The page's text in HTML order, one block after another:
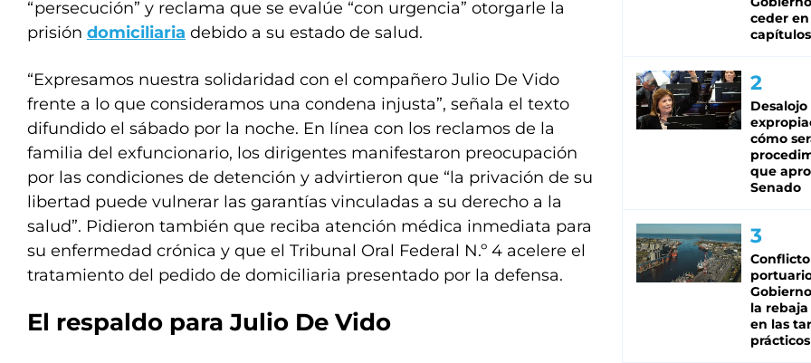
“persecución” y reclama que se evalúe “con urgencia” otorgarle la
prisión domiciliaria debido a su estado de salud.
“Expresamos nuestra solidaridad con el compañero Julio De Vido
frente a lo que consideramos una condena injusta”, señala el texto
difundido el sábado por la noche. En línea con los reclamos de la
familia del exfuncionario, los dirigentes manifestaron preocupación
por las condiciones de detención y advirtieron que “la privación de su
libertad puede vulnerar las garantías vinculadas a su derecho a la
salud”. Pidieron también que reciba atención médica inmediata para
su enfermedad crónica y que el Tribunal Oral Federal N.º 4 acelere el
tratamiento del pedido de domiciliaria presentado por la defensa.
El respaldo para Julio De Vido
ceder
capítulos
cómo
que
Senado
Conflicto
la rebaja
en las
prácticos